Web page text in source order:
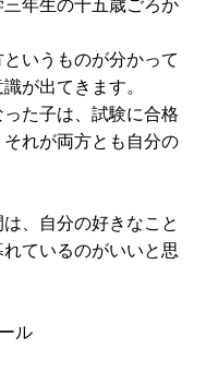
いうものが分かって
が出てきます。
た子は、試験に合格
れが両方とも自分の
、自分の好きなこと
ているのがいいと思
ル